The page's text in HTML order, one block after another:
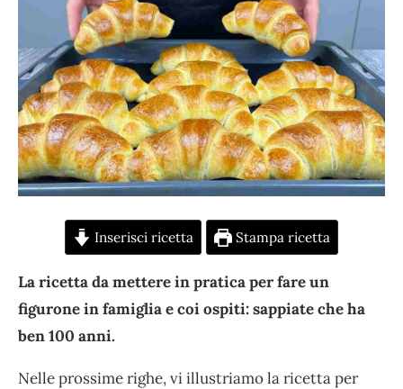
Inserisci ricetta Stampa ricetta
La ricetta da mettere in pratica per fare un
figurone in famiglia e coi ospiti: sappiate che ha
ben 100 anni.
Nelle prossime righe, vi illustriamo la ricetta per